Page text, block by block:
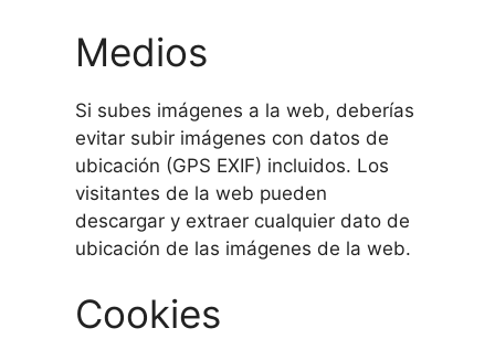
Medios
Si subes imágenes a la web, deberías
evitar subir imágenes con datos de
ubicación (GPS EXIF) incluidos. Los
visitantes de la web pueden
descargar y extraer cualquier dato de
ubicación de las imágenes de la web.
Cookies